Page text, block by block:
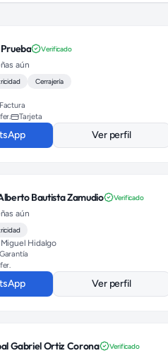
Verificado
aún
Cerrajería
Factura
Tarjeta
Ver perfil
Bautista Zamudio Verificado
aún
Hidalgo
Garantía
Ver perfil
Gabriel Ortiz Corona Verificado